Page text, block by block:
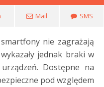
Mail SMS
nie zagrażają
jednak braki w
Dostępne na
pod względem